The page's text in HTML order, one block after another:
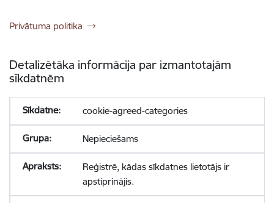
Privātuma politika
Detalizētāka informācija par izmantotajām
sīkdatnēm
cookie-agreed-categories
Nepieciešams
Reģistrē, kādas sīkdatnes lietotājs ir
apstiprinājis.